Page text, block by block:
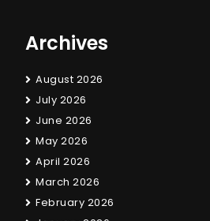
Archives
August 2026
July 2026
June 2026
May 2026
April 2026
March 2026
February 2026